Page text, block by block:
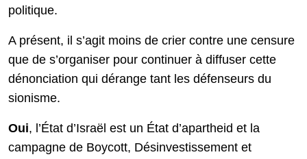
politique.
A présent, il s’agit moins de crier contre une censure
que de s’organiser pour continuer à diffuser cette
dénonciation qui dérange tant les défenseurs du
sionisme.
Oui, l’État d’Israël est un État d’apartheid et la
campagne de Boycott, Désinvestissement et